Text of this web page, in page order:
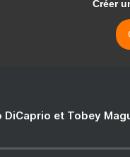
Créer
DiCaprio et Tobey